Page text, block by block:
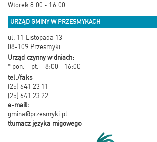
Wtorek 8:00 - 16:00
URZĄD GMINY W PRZESMYKACH
ul. 11 Listopada 13
08-109 Przesmyki
Urząd czynny w dniach:
* pon. - pt. – 8:00 - 16:00
tel./faks
(25) 641 23 11
(25) 641 23 22
e-mail:
gmina@przesmyki.pl
tłumacz języka migowego